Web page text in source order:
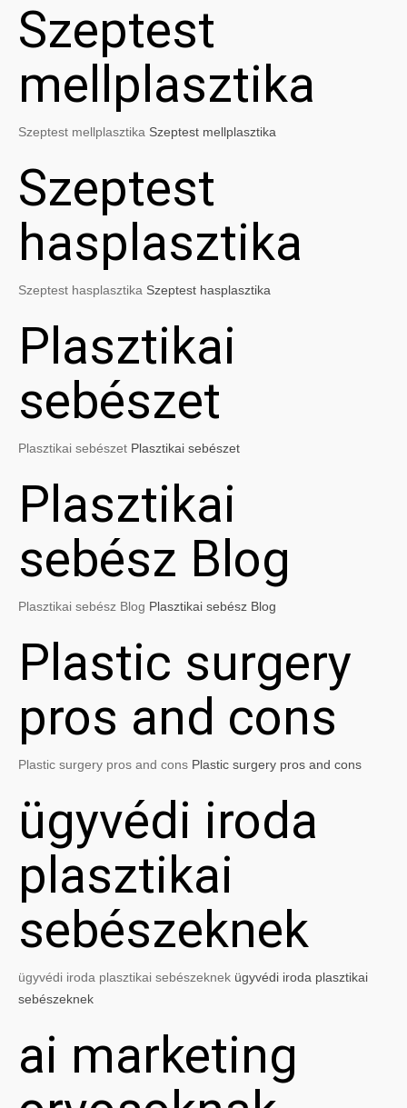
Szeptest
mellplasztika
Szeptest mellplasztika Szeptest mellplasztika
Szeptest
hasplasztika
Szeptest hasplasztika Szeptest hasplasztika
Plasztikai
sebészet
Plasztikai sebészet Plasztikai sebészet
Plasztikai
sebész Blog
Plasztikai sebész Blog Plasztikai sebész Blog
Plastic surgery
pros and cons
Plastic surgery pros and cons Plastic surgery pros and cons
ügyvédi iroda
plasztikai
sebészeknek
ügyvédi iroda plasztikai sebészeknek ügyvédi iroda plasztikai
sebészeknek
ai marketing